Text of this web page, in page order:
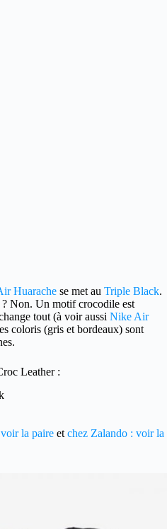
Huarache se met au Triple Black.
Non. Un motif crocodile est
tout (à voir aussi Nike Air
coloris (gris et bordeaux) sont
Leather :
la paire et chez Zalando : voir la